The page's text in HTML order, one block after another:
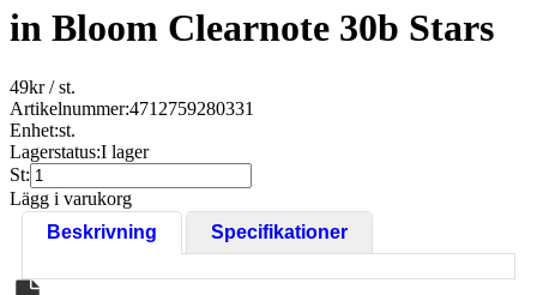
in Bloom Clearnote 30b Stars
49kr/ st.
Artikelnummer:4712759280331
Enhet:st.
Lagerstatus:I lager
St:
Lägg i varukorg
Beskrivning
Specifikationer